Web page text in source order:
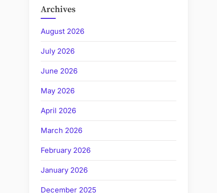
Archives
August 2026
July 2026
June 2026
May 2026
April 2026
March 2026
February 2026
January 2026
December 2025